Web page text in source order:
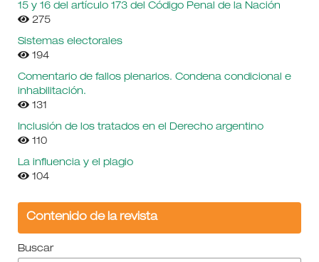
15 y 16 del artículo 173 del Código Penal de la Nación
275
Sistemas electorales
194
Comentario de fallos plenarios. Condena condicional e
inhabilitación.
131
Inclusión de los tratados en el Derecho argentino
110
La influencia y el plagio
104
Contenido de la revista
Buscar